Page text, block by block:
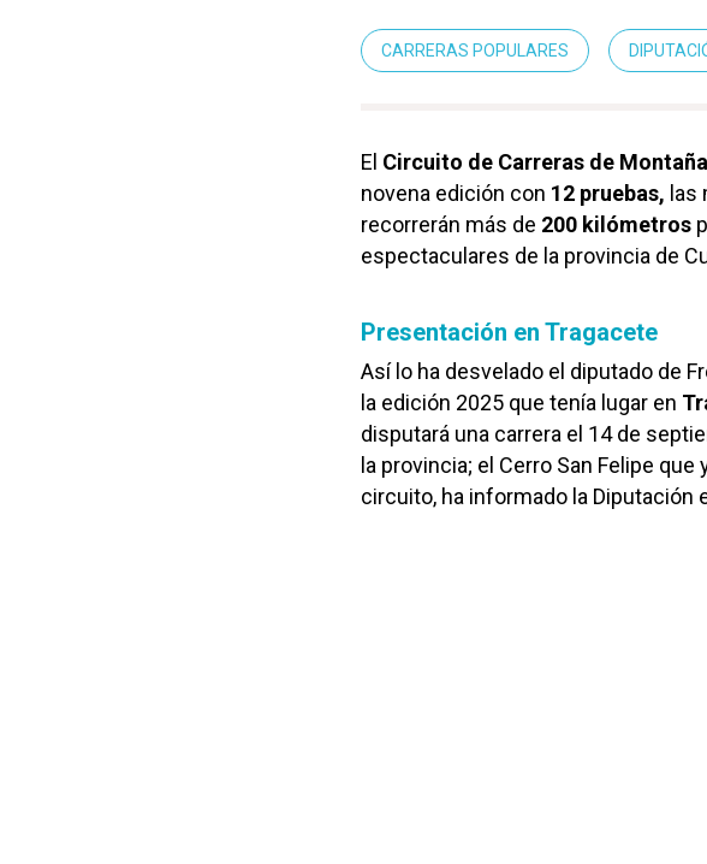
CARRERAS POPULARES
El Circuito de Carreras de Montaña
novena edición con 12 pruebas, las
recorrerán más de 200 kilómetros
espectaculares de la provincia de
Presentación en Tragacete
Así lo ha desvelado el diputado de
la edición 2025 que tenía lugar en
disputará una carrera el 14 de
la provincia; el Cerro San Felipe
circuito, ha informado la Diputación